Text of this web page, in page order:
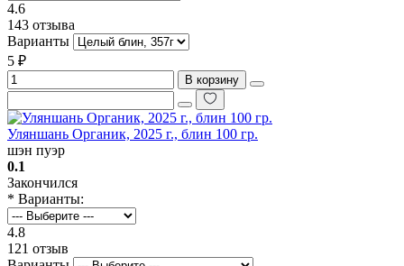
4.6
143 отзыва
Варианты
5 ₽
В корзину
Уляншань Органик, 2025 г., блин 100 гр.
шэн пуэр
0.1
Закончился
* Варианты:
4.8
121 отзыв